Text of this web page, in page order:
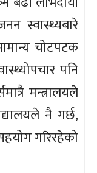
स्वास्थ्यबारे
चोटपटक
पनि
मन्त्रालयले
नै गर्छ,
गरिरहेको